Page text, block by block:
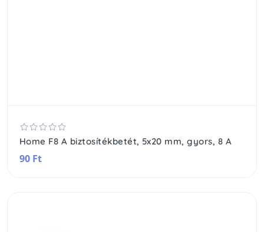
Home F8 A biztosítékbetét, 5x20 mm, gyors, 8 A
90 Ft